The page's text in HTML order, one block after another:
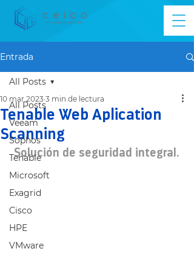
Entrada
All Posts
Veeam
Sophos
Tenable
Microsoft
Exagrid
Cisco
HPE
VMware
All Posts
Tenable Web Aplication
Scanning
10 mar 2023 3 min de lectura
Solución de seguridad integral.